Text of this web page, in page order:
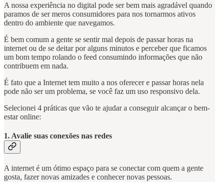
A nossa experiência no digital pode ser bem mais agradável quando
paramos de ser meros consumidores para nos tornarmos ativos
dentro do ambiente que navegamos.
É bem comum a gente se sentir mal depois de passar horas na
internet ou de se deitar por alguns minutos e perceber que ficamos
um bom tempo rolando o feed consumindo informações que não
contribuem em nada.
É fato que a Internet tem muito a nos oferecer e passar horas nela
pode não ser um problema, se você faz um uso responsivo dela.
Selecionei 4 práticas que vão te ajudar a conseguir alcançar o bem-
estar online:
1. Avalie suas conexões nas redes
A internet é um ótimo espaço para se conectar com quem a gente
gosta, fazer novas amizades e conhecer novas pessoas.